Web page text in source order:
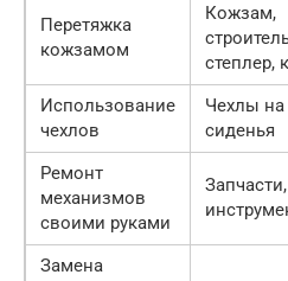
Перетяжка
кожзамом
Кожзам,
степлер,
Использование
чехлов
Чехлы на
сиденья
Ремонт
механизмов
своими руками
Запчасти,
Замена